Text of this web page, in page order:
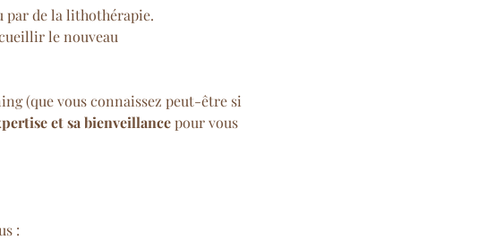
par de la lithothérapie.
le nouveau
(que vous connaissez peut-être si
et sa bienveillance pour vous
: